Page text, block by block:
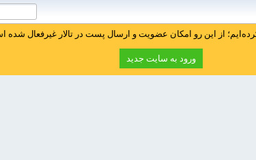
از این رو امکان عضویت و ارسال پست در تالار غیرفعال
ورود به سایت جدید